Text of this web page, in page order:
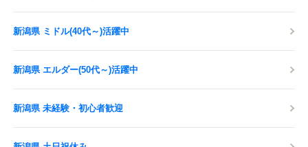
新潟県 ミドル(40代～)活躍中
新潟県 エルダー(50代～)活躍中
新潟県 未経験・初心者歓迎